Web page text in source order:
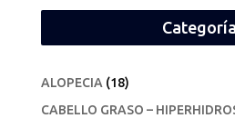
ALOPECIA (18)
CABELLO GRASO –